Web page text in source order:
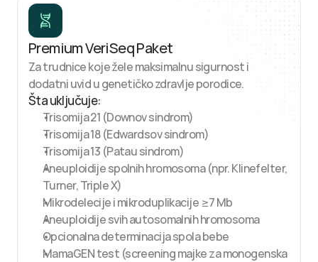
Premium VeriSeq Paket
Za trudnice koje žele maksimalnu sigurnost i
dodatni uvid u genetičko zdravlje porodice.
Šta uključuje:
Trisomija 21 (Downov sindrom)
Trisomija 18 (Edwardsov sindrom)
Trisomija 13 (Patau sindrom)
Aneuploidije spolnih hromosoma (npr. Klinefelter,
Turner, Triple X)
Mikrodelecije i mikroduplikacije ≥7 Mb
Aneuploidije svih autosomalnih hromosoma
Opcionalna determinacija spola bebe
MamaGEN test (screening majke za monogenska